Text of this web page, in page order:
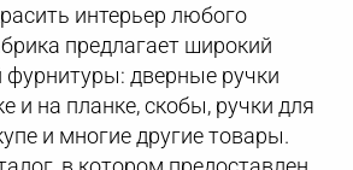
интерьер любого
предлагает широкий
дверные ручки
и на планке, скобы, ручки для
и многие другие товары.